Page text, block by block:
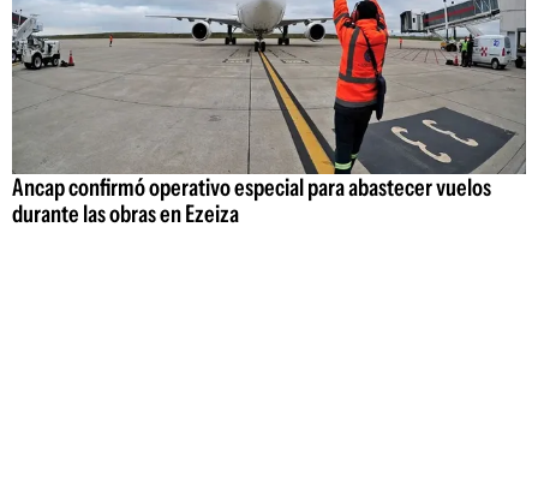
Ancap confirmó operativo especial para abastecer vuelos
durante las obras en Ezeiza